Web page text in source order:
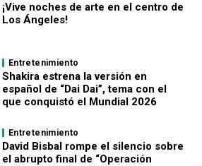
¡Vive noches de arte en el centro de
Los Ángeles!
Entretenimiento
Shakira estrena la versión en
español de “Dai Dai”, tema con el
que conquistó el Mundial 2026
Entretenimiento
David Bisbal rompe el silencio sobre
el abrupto final de “Operación